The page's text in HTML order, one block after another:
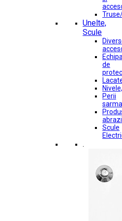
Unelte,
Scule
de
Perii
sarma
Scule
.